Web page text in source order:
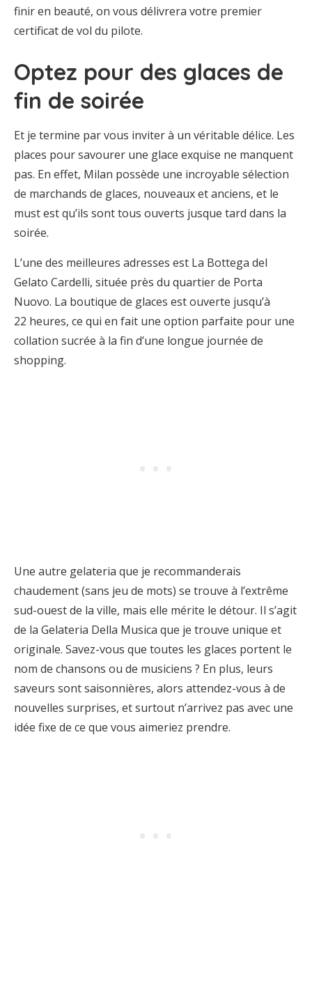
finir en beauté, on vous délivrera votre premier
certificat de vol du pilote.
Optez pour des glaces de
fin de soirée
Et je termine par vous inviter à un véritable délice. Les
places pour savourer une glace exquise ne manquent
pas. En effet, Milan possède une incroyable sélection
de marchands de glaces, nouveaux et anciens, et le
must est qu’ils sont tous ouverts jusque tard dans la
soirée.
L’une des meilleures adresses est La Bottega del
Gelato Cardelli, située près du quartier de Porta
Nuovo. La boutique de glaces est ouverte jusqu’à
22 heures, ce qui en fait une option parfaite pour une
collation sucrée à la fin d’une longue journée de
shopping.
Une autre gelateria que je recommanderais
chaudement (sans jeu de mots) se trouve à l’extrême
sud-ouest de la ville, mais elle mérite le détour. Il s’agit
de la Gelateria Della Musica que je trouve unique et
originale. Savez-vous que toutes les glaces portent le
nom de chansons ou de musiciens ? En plus, leurs
saveurs sont saisonnières, alors attendez-vous à de
nouvelles surprises, et surtout n’arrivez pas avec une
idée fixe de ce que vous aimeriez prendre.